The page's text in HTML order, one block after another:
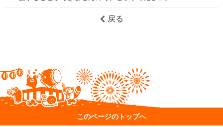
戻る
このページのトップへ